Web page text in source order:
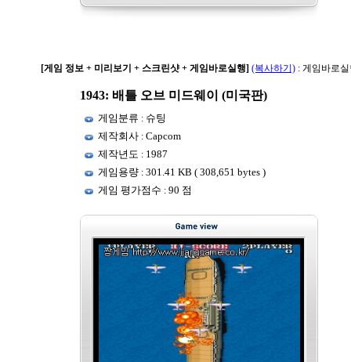
[게임 정보 + 미리보기 + 스크린샷 + 게임바로실행] (복사하기) : 게임바로
1943: 배틀 오브 미드웨이 (미국판)
게임분류 : 슈팅
제작회사 : Capcom
제작년도 : 1987
게임용량 : 301.41 KB ( 308,651 bytes )
게임 평가점수 : 90 점